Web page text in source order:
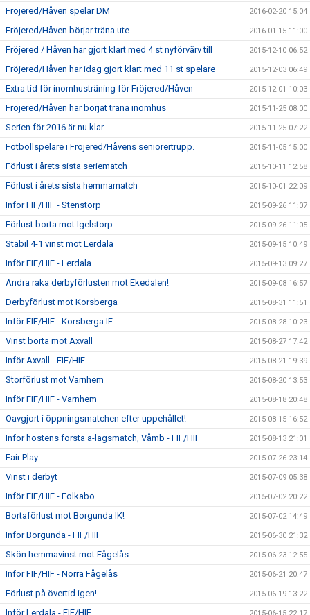
Fröjered/Håven spelar DM 2016-02-20 15:04
Fröjered/Håven börjar träna ute 2016-01-15 11:00
Fröjered / Håven har gjort klart med 4 st nyförvärv till 2015-12-10 06:52
Fröjered/Håven har idag gjort klart med 11 st spelare 2015-12-03 06:49
Extra tid för inomhusträning för Fröjered/Håven 2015-12-01 10:03
Fröjered/Håven har börjat träna inomhus 2015-11-25 08:00
Serien för 2016 är nu klar 2015-11-25 07:22
Fotbollspelare i Fröjered/Håvens seniorertrupp. 2015-11-05 15:00
Förlust i årets sista seriematch 2015-10-11 12:58
Förlust i årets sista hemmamatch 2015-10-01 22:09
Inför FIF/HIF - Stenstorp 2015-09-26 11:07
Förlust borta mot Igelstorp 2015-09-26 11:05
Stabil 4-1 vinst mot Lerdala 2015-09-15 10:49
Inför FIF/HIF - Lerdala 2015-09-13 09:27
Andra raka derbyförlusten mot Ekedalen! 2015-09-08 16:57
Derbyförlust mot Korsberga 2015-08-31 11:51
Inför FIF/HIF - Korsberga IF 2015-08-28 10:23
Vinst borta mot Axvall 2015-08-27 17:42
Inför Axvall - FIF/HIF 2015-08-21 19:39
Storförlust mot Varnhem 2015-08-20 13:53
Inför FIF/HIF - Varnhem 2015-08-18 20:48
Oavgjort i öppningsmatchen efter uppehållet! 2015-08-15 16:52
Inför höstens första a-lagsmatch, Våmb - FIF/HIF 2015-08-13 21:01
Fair Play 2015-07-26 23:14
Vinst i derbyt 2015-07-09 05:38
Inför FIF/HIF - Folkabo 2015-07-02 20:22
Bortaförlust mot Borgunda IK! 2015-07-02 14:49
Inför Borgunda - FIF/HIF 2015-06-30 21:32
Skön hemmavinst mot Fågelås 2015-06-23 12:55
Inför FIF/HIF - Norra Fågelås 2015-06-21 20:47
Förlust på övertid igen! 2015-06-19 13:22
Inför Lerdala - FIF/HIF